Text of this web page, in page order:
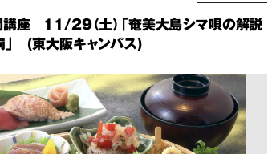
講座 11/29（土）「奄美大島シマ唄の解説
」 (東大阪キャンパス)